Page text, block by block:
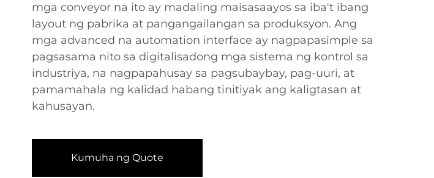
mga conveyor na ito ay madaling maisasaayos sa iba't ibang
layout ng pabrika at pangangailangan sa produksyon. Ang
mga advanced na automation interface ay nagpapasimple sa
pagsasama nito sa digitalisadong mga sistema ng kontrol sa
industriya, na nagpapahusay sa pagsubaybay, pag-uuri, at
pamamahala ng kalidad habang tinitiyak ang kaligtasan at
kahusayan.
Kumuha ng Quote